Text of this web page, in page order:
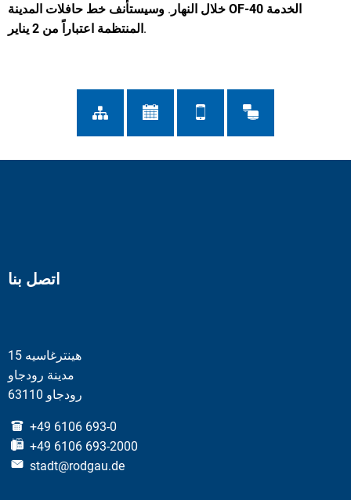
خلال النهار . وسيستأنف خط حافلات المدينة OF-40 الخدمة
المنتظمة اعتباراً من 2 يناير.
اتصل بنا
هينترغاسيه 15
مدينة رودجاو
63110 رودجاو
+49 6106 693-0
+49 6106 693-2000
stadt@rodgau.de